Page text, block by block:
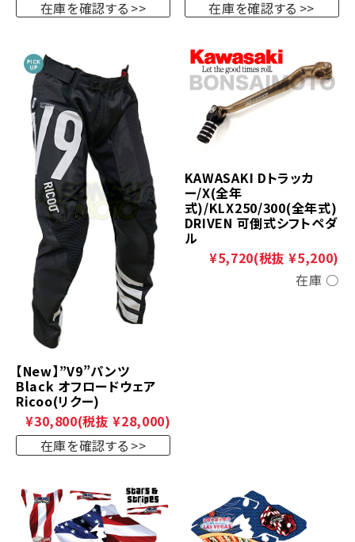
在庫を確認する
在庫を確認する
【New】”V9”パンツ
Black オフロードウェア
Ricoo(リクー)
¥30,800(税抜 ¥28,000)
在庫を確認する
KAWASAKI Dトラッカ
ー/X(全年
式)/KLX250/300(全年式)
DRIVEN 可倒式シフトペダ
ル
¥5,720(税抜 ¥5,200)
在庫 ○